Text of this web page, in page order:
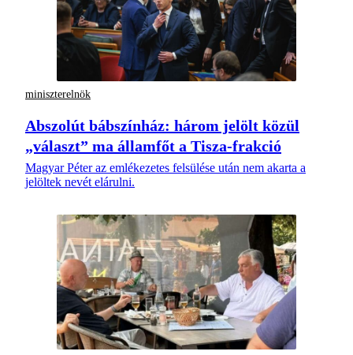
miniszterelnök
Abszolút bábszínház: három jelölt közül
„választ” ma államfőt a Tisza-frakció
Magyar Péter az emlékezetes felsülése után nem akarta a
jelöltek nevét elárulni.